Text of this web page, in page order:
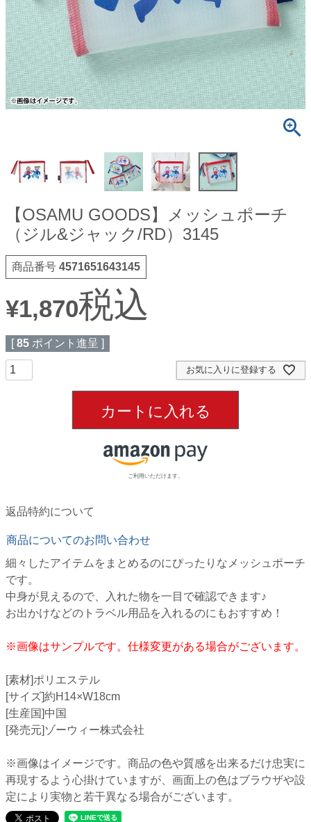
【OSAMU GOODS】メッシュポーチ
（ジル&ジャック/RD）3145
商品番号 4571651643145
¥1,870税込
[ 85 ポイント進呈 ]
お気に入りに登録する
カートに入れる
ご利用いただけます。
返品特約について
商品についてのお問い合わせ
細々したアイテムをまとめるのにぴったりなメッシュポーチ
です。
中身が見えるので、入れた物を一目で確認できます♪
お出かけなどのトラベル用品を入れるのにもおすすめ！
※画像はサンプルです。仕様変更がある場合がございます。
[素材]ポリエステル
[サイズ]約H14×W18cm
[生産国]中国
[発売元]ゾーウィー株式会社
※画像はイメージです。商品の色や質感を出来るだけ忠実に
再現するよう心掛けていますが、画面上の色はブラウザや設
定により実物と若干異なる場合がございます。